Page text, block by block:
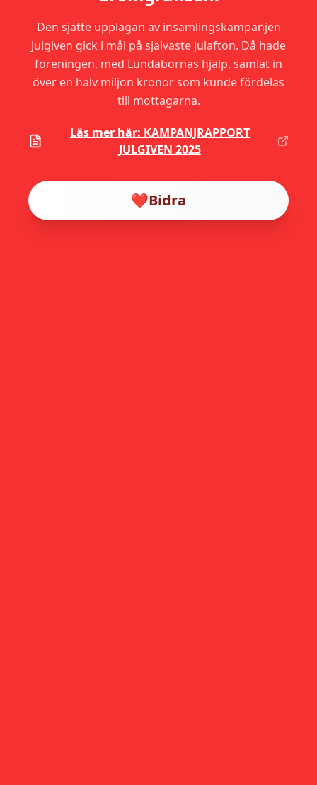
Den sjätte upplagan av insamlingskampanjen
Julgiven gick i mål på självaste julafton. Då hade
föreningen, med Lundabornas hjälp, samlat in
över en halv miljon kronor som kunde fördelas
till mottagarna.
Läs mer här: KAMPANJRAPPORT
JULGIVEN 2025
❤️Bidra